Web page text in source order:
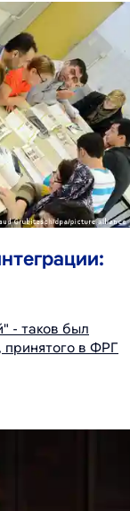
- таков был
принятого в ФРГ